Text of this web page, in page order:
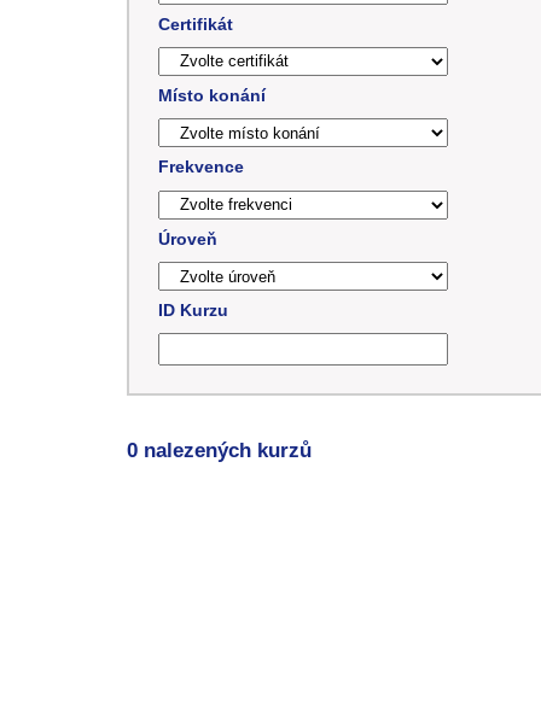
Certifikát
Místo konání
Frekvence
Úroveň
ID Kurzu
0 nalezených kurzů